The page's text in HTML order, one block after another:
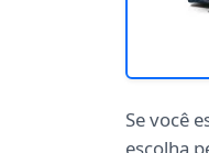
Se você